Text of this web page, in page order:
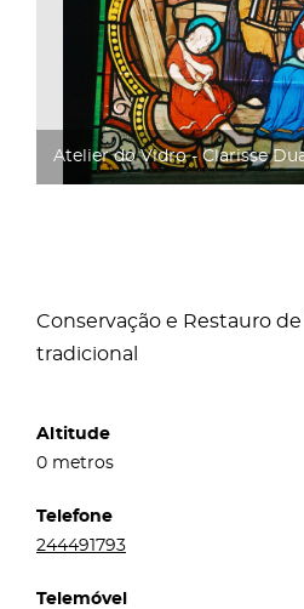
Atelier do Vidro - Clarisse
Conservação e Restauro
tradicional
Altitude
0 metros
Telefone
244491793
Telemóvel